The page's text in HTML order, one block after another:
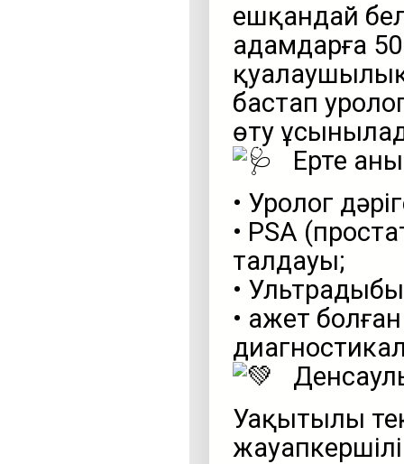
ешқандай
адамдарға
бастап
өту
Ерте
• Уролог
• PSA
талдауы;
•
• Қажет
Уақытылы